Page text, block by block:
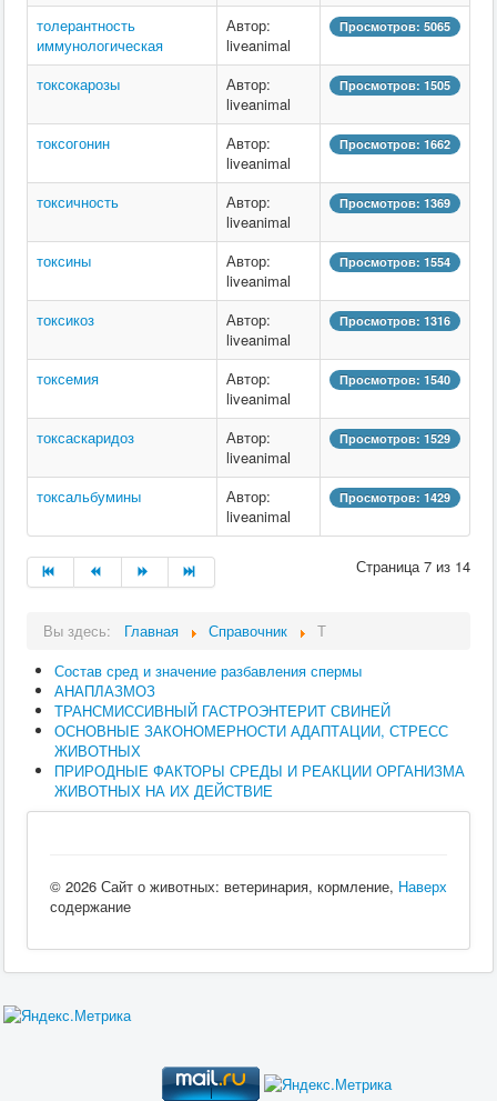
толерантность
иммунологическая
Автор:
liveanimal
Просмотров: 5065
токсокарозы
Автор:
liveanimal
Просмотров: 1505
токсогонин
Автор:
liveanimal
Просмотров: 1662
токсичность
Автор:
liveanimal
Просмотров: 1369
токсины
Автор:
liveanimal
Просмотров: 1554
токсикоз
Автор:
liveanimal
Просмотров: 1316
токсемия
Автор:
liveanimal
Просмотров: 1540
токсаскаридоз
Автор:
liveanimal
Просмотров: 1529
токсальбумины
Автор:
liveanimal
Просмотров: 1429
Страница 7 из 14
Вы здесь: Главная Справочник
Т
Состав сред и значение разбавления спермы
АНАПЛАЗМОЗ
ТРАНСМИССИВНЫЙ ГАСТРОЭНТЕРИТ СВИНЕЙ
ОСНОВНЫЕ ЗАКОНОМЕРНОСТИ АДАПТАЦИИ, СТРЕСС
ЖИВОТНЫХ
ПРИРОДНЫЕ ФАКТОРЫ СРЕДЫ И РЕАКЦИИ ОРГАНИЗМА
ЖИВОТНЫХ НА ИХ ДЕЙСТВИЕ
Наверх
© 2026 Сайт о животных: ветеринария, кормление,
содержание